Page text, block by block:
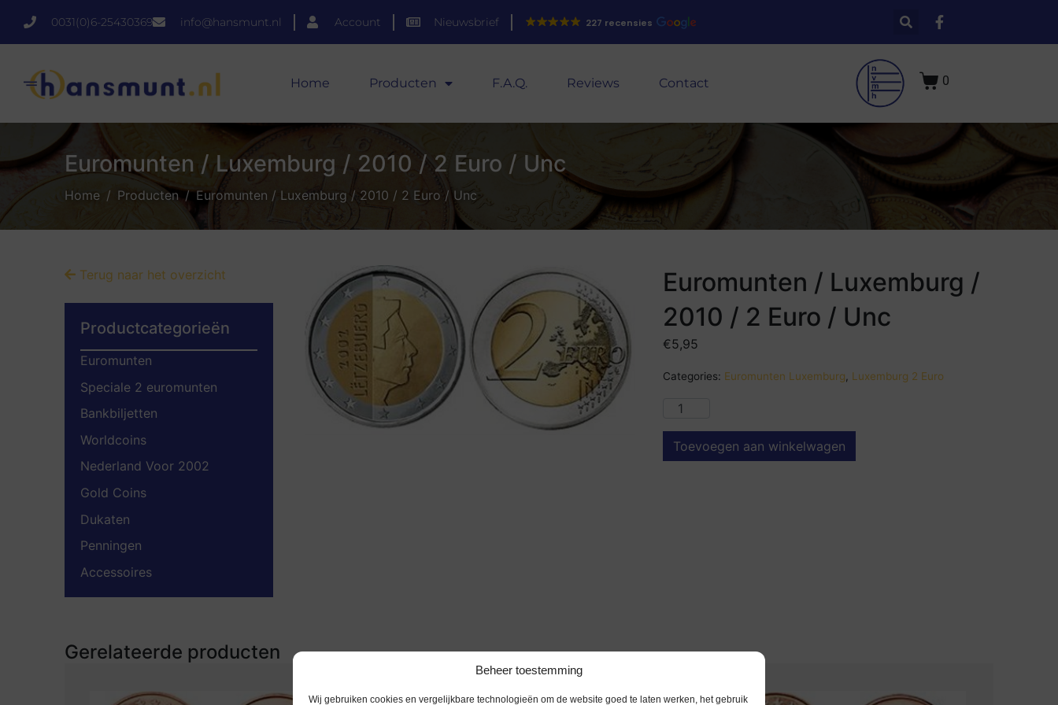
Beheer toestemming
Wij gebruiken cookies en vergelijkbare technologieën om de website goed te laten werken, het gebruik
0031(0)6-25430369 info@hansmunt.nl Account Nieuwsbrief 227 recensies
Home Producten F.A.Q. Reviews Contact 0
Euromunten / Luxemburg / 2010 / 2 Euro / Unc
Home Producten Euromunten / Luxemburg / 2010 / 2 Euro / Unc
Euromunten / Luxemburg /
2010 / 2 Euro / Unc
€5,95
Categories: Euromunten Luxemburg Luxemburg 2 Euro
Toevoegen aan winkelwagen
Terug naar het overzicht
Productcategorieën
Euromunten
Speciale 2 euromunten
Bankbiljetten
Worldcoins
Nederland Voor 2002
Gold Coins
Dukaten
Penningen
Accessoires
Gerelateerde producten